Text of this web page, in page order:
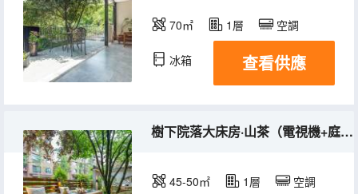
70㎡ 1層 空調
冰箱 查看供應
樹下院落大床房·山茶（電視機+庭院+空氣淨化器）
45-50㎡ 1層 空調